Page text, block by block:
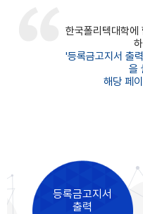
한국폴리텍대학에
'등록금고지서 출
을
해당 페
등록금고지서
출력